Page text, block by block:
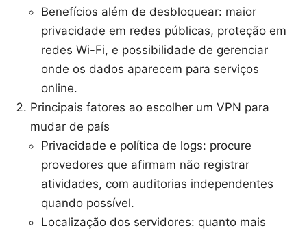
Benefícios além de desbloquear: maior
privacidade em redes públicas, proteção em
redes Wi-Fi, e possibilidade de gerenciar
onde os dados aparecem para serviços
online.
Principais fatores ao escolher um VPN para
mudar de país
Privacidade e política de logs: procure
provedores que afirmam não registrar
atividades, com auditorias independentes
quando possível.
Localização dos servidores: quanto mais